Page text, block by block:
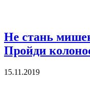
Не стань
Пройди
15.11.2019